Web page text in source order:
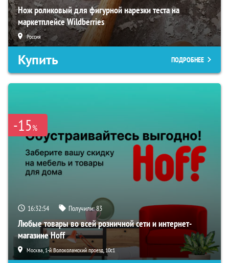
Нож роликовый для фигурной нарезки теста на
маркетплейсе Wildberries
Россия
Купить ПОДРОБНЕЕ
-15%
16:32:53 Получили:83
Любые товары во всей розничной сети и интернет-
магазине Hoff
Москва, 1-й Волоколамский проезд, 10с1